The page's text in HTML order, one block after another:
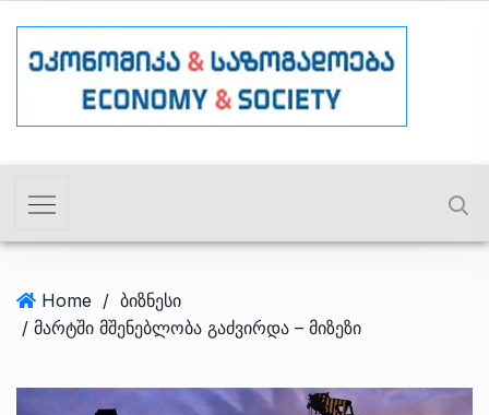
Home / ბიზნესი
/ მარტში მშენებლობა გაძვირდა – მიზეზი